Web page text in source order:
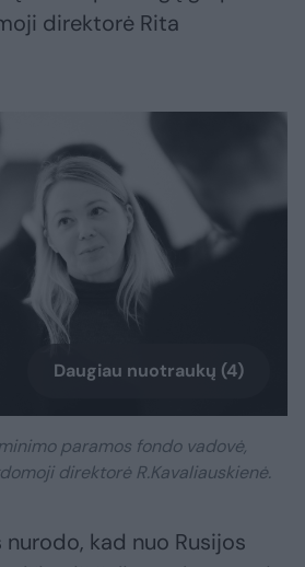
direktorė Rita
Daugiau nuotraukų (4)
paramos fondo vadovė,
direktorė R.Kavaliauskienė.
kad nuo Rusijos